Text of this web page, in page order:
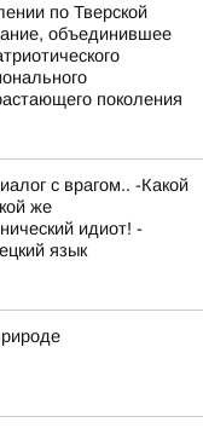
по Тверской
объединившее
поколения
с врагом.. -Какой
же
идиот! -
язык